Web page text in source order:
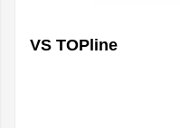
VS TOPline